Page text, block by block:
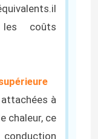
les coûts
à
chaleur, ce